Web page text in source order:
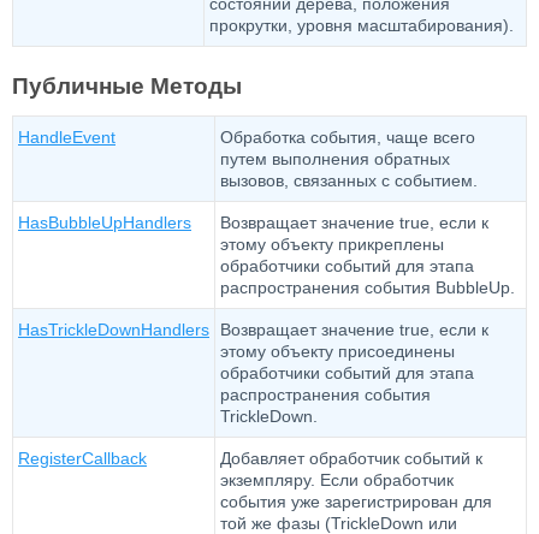
прокрутки, уровня масштабирования).
Публичные Методы
HandleEvent
Обработка события, чаще всего
путем выполнения обратных
вызовов, связанных с событием.
HasBubbleUpHandlers
Возвращает значение true, если к
этому объекту прикреплены
обработчики событий для этапа
распространения события BubbleUp.
HasTrickleDownHandlers
Возвращает значение true, если к
этому объекту присоединены
обработчики событий для этапа
распространения события
TrickleDown.
RegisterCallback
Добавляет обработчик событий к
экземпляру. Если обработчик
события уже зарегистрирован для
той же фазы (TrickleDown или